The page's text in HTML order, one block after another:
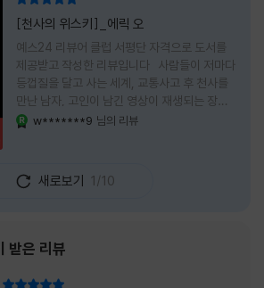
[천사의 위스키]_에릭 오
예스24 리뷰어 클럽 서평단 자격으로 도서를
제공받고 작성한 리뷰입니다 사람들이 저마다
등껍질을 달고 사는 세계, 교통사고 후 천사를
만난 남자, 고인이 남긴 영상이 재생되는 장례
식장에서 똥을 싼 개. 이 책에는 몇 줄만 읽어도
넘어가 있었다. 소설을 읽으면서 잘 만든 단편
애니메이션 여러 편을 차례로 보는 기분이 들었
선명하게 그려졌고, 한 편이 끝날 때마다 질문
이 뒤따라왔다. 감출 수 없는 세계는 더 다정할
까 「등껍질」의 세계에서 사람들은 저마다 다른
w*******9 님의 리뷰
새로보기 1/10
받은 리뷰